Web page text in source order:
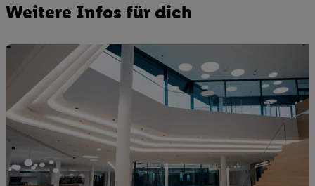
Weitere Infos für dich